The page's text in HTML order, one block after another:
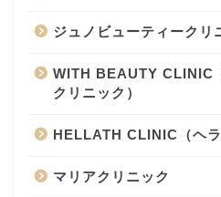
ジュノビューティークリ
WITH BEAUTY CLINIC
クリニック）
HELLATH CLINIC（ヘラ
マリアクリニック